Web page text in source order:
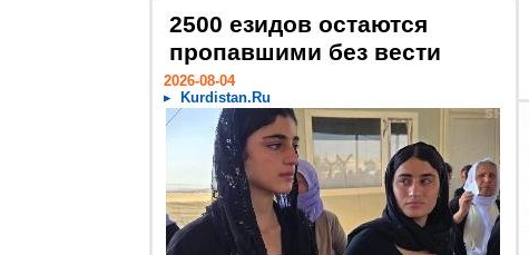
2500 езидов остаются
пропавшими без вести
2026-08-04
Kurdistan.Ru